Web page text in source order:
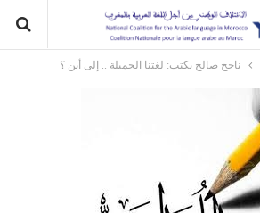
ناجح صالح يكتب: لغتنا الجميلة .. إلى أين ؟